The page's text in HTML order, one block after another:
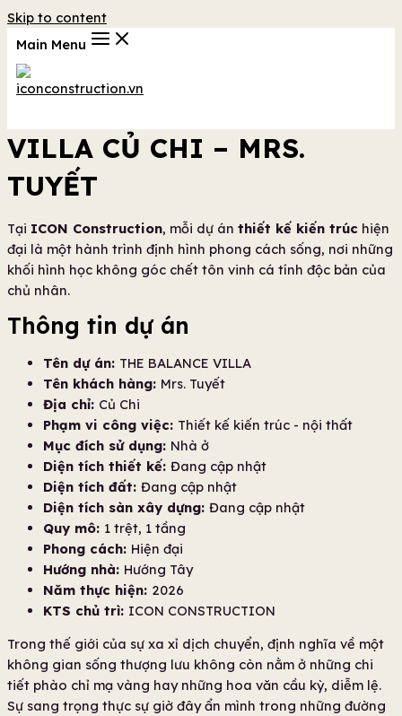
Skip to content
Main Menu
VILLA CỦ CHI – MRS.
TUYẾT
Tại ICON Construction, mỗi dự án thiết kế kiến trúc hiện
đại là một hành trình định hình phong cách sống, nơi những
khối hình học không góc chết tôn vinh cá tính độc bản của
chủ nhân.
Thông tin dự án
Tên dự án: THE BALANCE VILLA
Tên khách hàng: Mrs. Tuyết
Địa chỉ: Củ Chi
Phạm vi công việc: Thiết kế kiến trúc - nội thất
Mục đích sử dụng: Nhà ở
Diện tích thiết kế: Đang cập nhật
Diện tích đất: Đang cập nhật
Diện tích sàn xây dựng: Đang cập nhật
Quy mô: 1 trệt, 1 tầng
Phong cách: Hiện đại
Hướng nhà: Hướng Tây
Năm thực hiện: 2026
KTS chủ trì: ICON CONSTRUCTION
Trong thế giới của sự xa xỉ dịch chuyển, định nghĩa về một
không gian sống thượng lưu không còn nằm ở những chi
tiết phào chỉ mạ vàng hay những hoa văn cầu kỳ, diễm lệ.
Sự sang trọng thực sự giờ đây ẩn mình trong những đường